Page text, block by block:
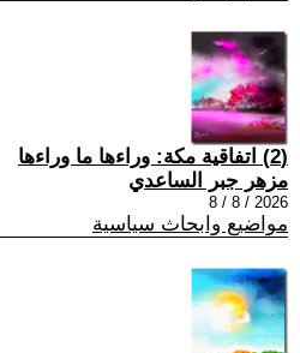
(2) اتفاقية مكة: وراءها ما وراءها
مزهر جبر الساعدي
2026 / 8 / 8
مواضيع وابحاث سياسية